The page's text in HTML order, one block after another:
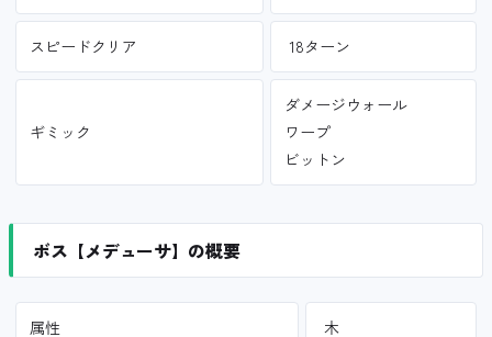
スピードクリア 18ターン
ギミック
ダメージウォール
ワープ
ビットン
ボス【メデューサ】の概要
属性 木